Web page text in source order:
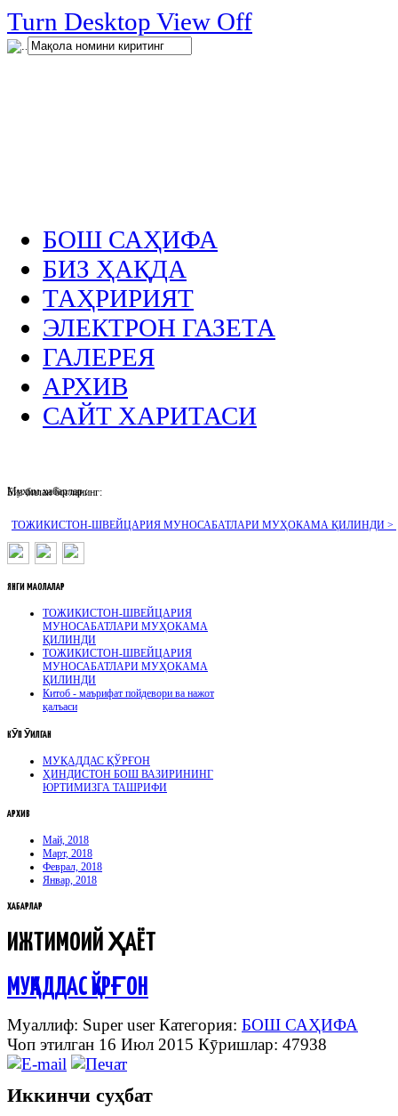
Turn Desktop View Off
.
БОШ САҲИФА
БИЗ ҲАҚДА
ТАҲРИРИЯТ
ЭЛЕКТРОН ГАЗЕТА
ГАЛЕРЕЯ
АРХИВ
САЙТ ХАРИТАСИ
Муҳим хабарлар :
ТОЖИКИСТОН-ШВЕЙЦАРИЯ МУНОСАБАТЛАРИ МУҲОКАМА ҚИЛИНДИ >
Биз билан боғланинг:
ЯНГИ МАҚОЛАЛАР
ТОЖИКИСТОН-ШВЕЙЦАРИЯ
МУНОСАБАТЛАРИ МУҲОКАМА
ҚИЛИНДИ
ТОЖИКИСТОН-ШВЕЙЦАРИЯ
МУНОСАБАТЛАРИ МУҲОКАМА
ҚИЛИНДИ
Китоб - маърифат пойдевори ва нажот
қалъаси
КӮП ӮҚИЛГАН
МУҚАДДАС ҚЎРҒОН
ҲИНДИСТОН БОШ ВАЗИРИНИНГ
ЮРТИМИЗГА ТАШРИФИ
АРХИВ
Май, 2018
Март, 2018
Феврал, 2018
Январ, 2018
ХАБАРЛАР
ИЖТИМОИЙ ҲАЁТ
МУҚАДДАС ҚЎРҒОН
Муаллиф: Super userКатегория: БОШ САҲИФА
Чоп этилган 16 Июл 2015 Кӯришлар: 47938
Иккинчи суҳбат